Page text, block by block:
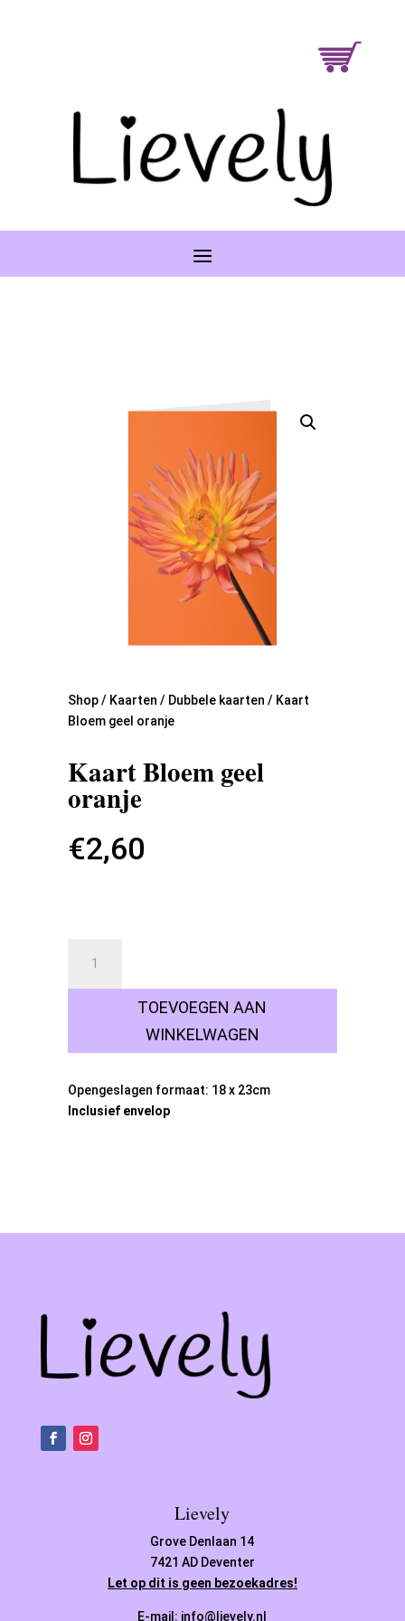
Shop/ Kaarten / Dubbele kaarten / Kaart
Bloem geel oranje
Kaart Bloem geel
oranje
€2,60
Bloem
geel
TOEVOEGEN AAN
WINKELWAGEN
Opengeslagen formaat: 18 x 23cm
Inclusief envelop
Lievely
Grove Denlaan 14
7421 AD Deventer
Let op dit is geen bezoekadres!
E-mail: info@lievely.nl